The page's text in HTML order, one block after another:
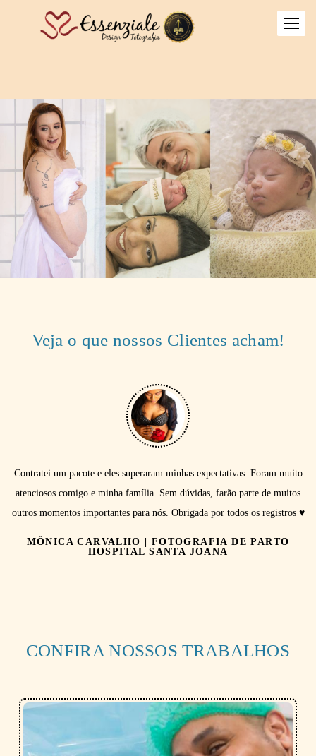
CONFIRA NOSSOS TRABALHOS
Veja o que nossos Clientes acham!
Contratei um pacote e eles superaram minhas expectativas. Foram muito
atenciosos comigo e minha família. Sem dúvidas, farão parte de muitos
outros momentos importantes para nós. Obrigada por todos os registros ♥️
MÔNICA CARVALHO | FOTOGRAFIA DE PARTO
HOSPITAL SANTA JOANA